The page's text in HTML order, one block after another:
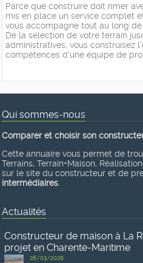
Parce que construire doit rimer
mis en place un service complet
vous accompagne tout au long
De la sélection de votre terrain
administratives, vous construisez
compétences d'une équipe de
Qui sommes-nous
Comparer et choisir son
Cette annuaire vous permet de
Terrains, Terrain+Maison,
sur le site du constructeur et de
intermédiaires
Actualités
Constructeur de maison à La
projet en Charente-Maritime
26/03/2026